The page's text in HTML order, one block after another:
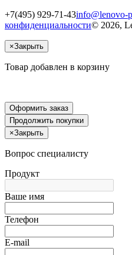
+7(495) 929-71-43info@lenovo-
конфиденциальности© 2026,
×Закрыть
Товар добавлен в корзину
Оформить заказ
Продолжить покупки
×Закрыть
Вопрос специалисту
Продукт
Ваше имя
Телефон
E-mail